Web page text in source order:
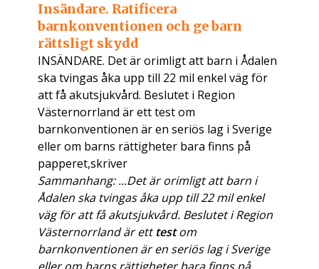
Insändare. Ratificera
barnkonventionen och ge barn
rättsligt skydd
INSÄNDARE. Det är orimligt att barn i Ådalen
ska tvingas åka upp till 22 mil enkel väg för
att få akutsjukvård. Beslutet i Region
Västernorrland är ett test om
barnkonventionen är en seriös lag i Sverige
eller om barns rättigheter bara finns på
papperet,skriver
Sammanhang: ...Det är orimligt att barn i
Ådalen ska tvingas åka upp till 22 mil enkel
väg för att få akutsjukvård. Beslutet i Region
Västernorrland är etttestom
barnkonventionen är en seriös lag i Sverige